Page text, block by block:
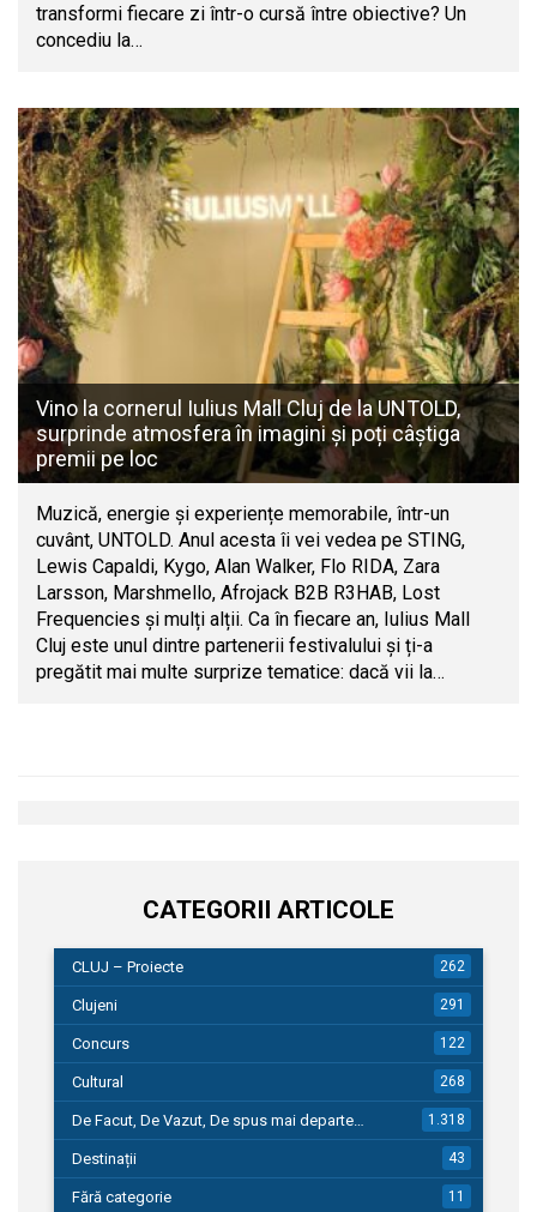
transformi fiecare zi într-o cursă între obiective? Un
concediu la…
Vino la cornerul Iulius Mall Cluj de la UNTOLD,
surprinde atmosfera în imagini și poți câștiga
premii pe loc
Muzică, energie și experiențe memorabile, într-un
cuvânt, UNTOLD. Anul acesta îi vei vedea pe STING,
Lewis Capaldi, Kygo, Alan Walker, Flo RIDA, Zara
Larsson, Marshmello, Afrojack B2B R3HAB, Lost
Frequencies și mulți alții. Ca în fiecare an, Iulius Mall
Cluj este unul dintre partenerii festivalului și ți-a
pregătit mai multe surprize tematice: dacă vii la…
CATEGORII ARTICOLE
CLUJ – Proiecte 262
Clujeni 291
Concurs 122
Cultural 268
De Facut, De Vazut, De spus mai departe… 1.318
Destinații 43
Fără categorie 11